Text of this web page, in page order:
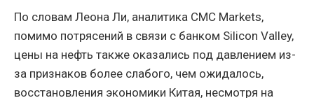
По словам Леона Ли, аналитика CMC Markets,
помимо потрясений в связи с банком Silicon Valley,
цены на нефть также оказались под давлением из-
за признаков более слабого, чем ожидалось,
восстановления экономики Китая, несмотря на